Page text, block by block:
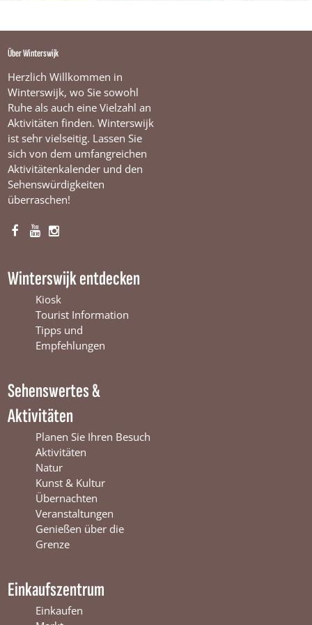
Über Winterswijk
Herzlich Willkommen in
Winterswijk, wo Sie sowohl
Ruhe als auch eine Vielzahl an
Aktivitäten finden. Winterswijk
ist sehr vielseitig. Lassen Sie
sich von dem umfangreichen
Aktivitätenkalender und den
Sehenswürdigkeiten
überraschen!
F
e
n
t
e
Y
T
u
b
e
W
t
e
r
s
w
i
j
k
I
t
a
g
r
a
i
t
e
r
s
w
i
j
k
Winterswijk entdecken
Kiosk
Tourist Information
Tipps und
Empfehlungen
Sehenswertes &
Aktivitäten
Planen Sie Ihren Besuch
Aktivitäten
Natur
Kunst & Kultur
Übernachten
Veranstaltungen
Genießen über die
Grenze
Einkaufszentrum
Einkaufen